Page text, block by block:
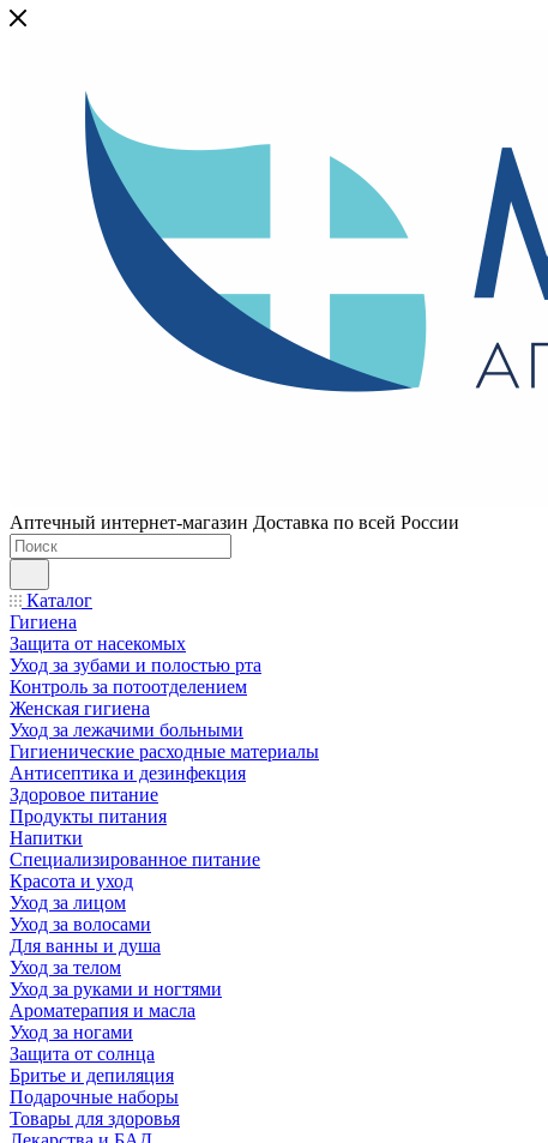
Аптечный интернет-магазин Доставка по всей России
Каталог
Гигиена
Защита от насекомых
Уход за зубами и полостью рта
Контроль за потоотделением
Женская гигиена
Уход за лежачими больными
Гигиенические расходные материалы
Антисептика и дезинфекция
Здоровое питание
Продукты питания
Напитки
Специализированное питание
Красота и уход
Уход за лицом
Уход за волосами
Для ванны и душа
Уход за телом
Уход за руками и ногтями
Ароматерапия и масла
Уход за ногами
Защита от солнца
Бритье и депиляция
Подарочные наборы
Товары для здоровья